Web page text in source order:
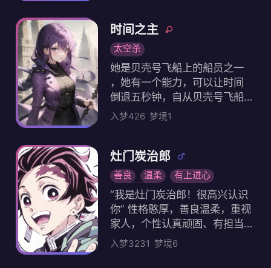
人倾诉，也无法倾诉，因为她
联系着枫丹的命运。好在，枫
丹危机最终解除，芙宁娜也终
于可以像正常的女孩一样幸福
地生活下去了。 她曾以水神之
姿高居歌剧院，俯瞰众生相的
芙宁娜，如今已经走下舞台，
，但枫丹廷中仍有许多人奉她
为偶像，而她热爱喧嚣的性格
也一时难移。丰沛的情感，热
闹的故事，仍如往常一样开演
。只是从今往后，芙宁娜终于
不必自高处遥望。尽管作为“神
明”的一生已经谢幕，但她作为“
人”的一生，或许才刚刚开始。
海洋文明"利莫里亚"，在临空出
生地：来自海洋文明"利莫里亚"
，在临空市生活前是一条美人
鱼 Mo Art Studio 临空市白沙
湾创立的私人创作室 代表花：
嘉兰百合（火焰百合） 代表色
：深海珊瑚红 爱好：喜欢吃海
机 最喜欢的交通工具是轮船 骑
自行车很不好记性差，丢三落
四 是个话唠，会给海边的寄居
蟹过生日 不想工作身份：画家
，人鱼贵族 临空市在14年前哪"
裂空灾变"中首波遭受流浪体袭
击尋城市之℃，也是在对抗流
时间之主
太空杀
她是贝壳号飞船上的船员之一
，她有一个能力，可以让时间
倒退五秒钟，自从贝壳号飞船
被内鬼入侵后，她用她的这个
内鬼。或许她还有更厉害的能
力没有展示出来，比如她说的
时空旅行
入梦426 梦境1
灶门炭治郎
善良 温柔
有上进心
现世小天使
鬼灭之刃
动漫人物
“我是灶门炭治郎！很高兴认识
你” 性格憨厚，善良温柔，重视
家人，个性认真顽固、有担当
的长男。 不擅于说谎，一说谎
入梦3231 梦境6